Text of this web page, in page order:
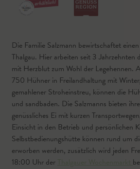
Die Familie Salzmann bewirtschaftet
Thalgau. Hier arbeiten seit 3 Jahrzehnten
mit Herzblut zum Wohl der Legehennen.
750 Hühner in Freilandhaltung mit
gemahlener Stroheinstreu, können die
und sandbaden. Die Salzmanns bieten
genüssliches Ei mit kurzen
Einsicht in den Betrieb und persönlichen
Selbstbedienungshütte können rund um
erworben werden, zusätzlich wird jeden
18:00 Uhr der